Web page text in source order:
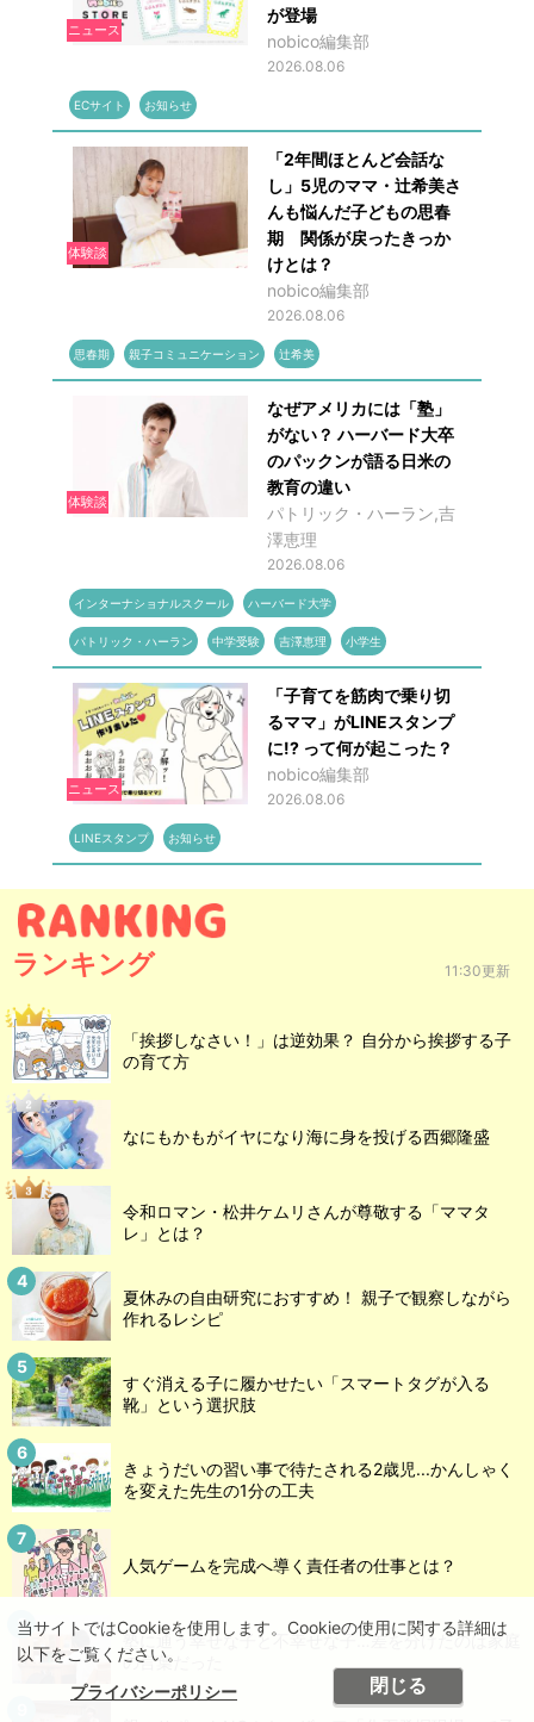
当サイトではCookieを使用します。Cookieの使用に関する詳細は
以下をご覧ください。
プライバシーポリシー
閉じる
ニュース
が登場
nobico編集部
2026.08.06
ECサイト お知らせ
体験談
「2年間ほとんど会話な
し」5児のママ・辻希美さ
んも悩んだ子どもの思春
期 関係が戻ったきっか
けとは？
nobico編集部
2026.08.06
思春期 親子コミュニケーション 辻希美
体験談
なぜアメリカには「塾」
がない？ ハーバード大卒
のパックンが語る日米の
教育の違い
パトリック・ハーラン,吉
澤恵理
2026.08.06
インターナショナルスクール ハーバード大学
パトリック・ハーラン 中学受験 吉澤恵理 小学生
ニュース
「子育てを筋肉で乗り切
るママ」がLINEスタンプ
に!? って何が起こった？
nobico編集部
2026.08.06
LINEスタンプ お知らせ
ランキング 11:30更新
「挨拶しなさい！」は逆効果？ 自分から挨拶する子
の育て方
なにもかもがイヤになり海に身を投げる西郷隆盛
令和ロマン・松井ケムリさんが尊敬する「ママタ
レ」とは？
夏休みの自由研究におすすめ！ 親子で観察しながら
作れるレシピ
すぐ消える子に履かせたい「スマートタグが入る
靴」という選択肢
きょうだいの習い事で待たされる2歳児...かんしゃく
を変えた先生の1分の工夫
人気ゲームを完成へ導く責任者の仕事とは？
塾に通う幸せな子と不幸せな子…差を分けたのは家庭
の言葉だった